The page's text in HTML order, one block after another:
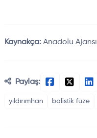
Kaynakça: Anadolu Ajansı
Paylaş:
yıldırımhan balistik füze